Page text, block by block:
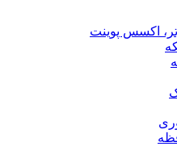
اکسس پوینت